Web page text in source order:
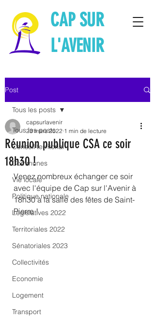
CAP SUR
L'AVENIR
Post
Tous les posts
Conseil territorial
Communes
Vie locale
Politique nationale
Législatives 2022
Territoriales 2022
Sénatoriales 2023
Collectivités
Economie
Logement
Transport
Tous les posts
Réunion publique CSA ce soir
18h30 !
capsurlavenir
23 mars 2022 1 min de lecture
Venez nombreux échanger ce soir
avec l'équipe de Cap sur l'Avenir à
18h30 à la salle des fêtes de Saint-
Pierre !